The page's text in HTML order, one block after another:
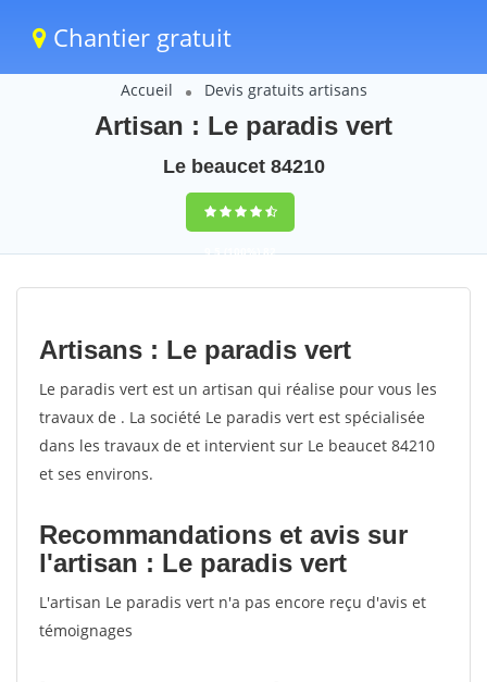
Chantier gratuit
Accueil Devis gratuits artisans
Artisan : Le paradis vert
Le beaucet 84210
9,5(100%)82
votes
Artisans : Le paradis vert
Le paradis vert est un artisan qui réalise pour vous les
travaux de . La société Le paradis vert est spécialisée
dans les travaux de et intervient sur Le beaucet 84210
et ses environs.
Recommandations et avis sur
l'artisan : Le paradis vert
L'artisan Le paradis vert n'a pas encore reçu d'avis et
témoignages